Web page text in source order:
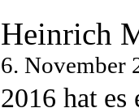
Heinrich
6. November
2016 hat